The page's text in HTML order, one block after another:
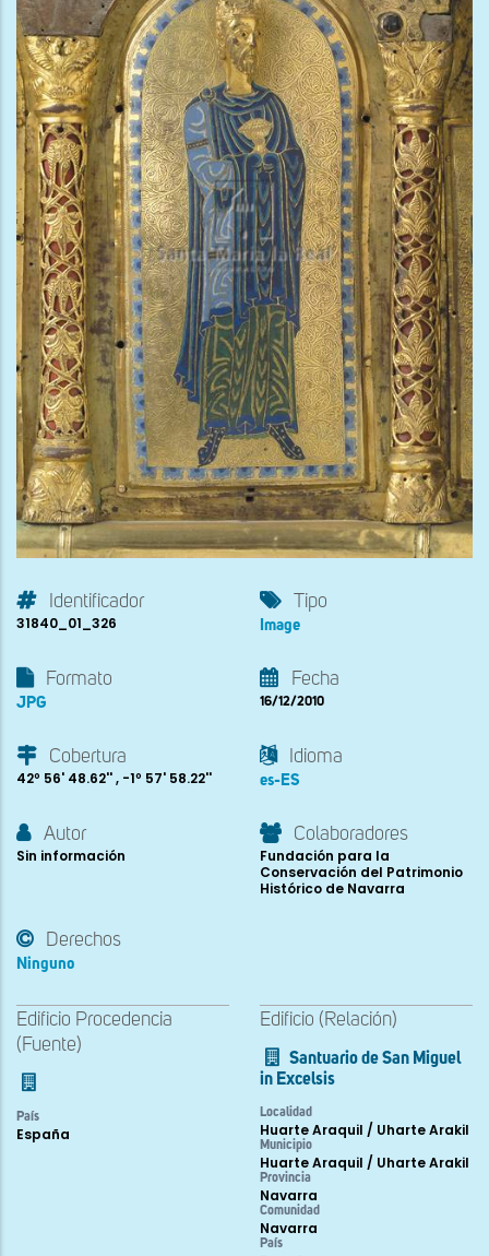
Identificador
31840_01_326
Tipo
Image
Formato
JPG
Fecha
16/12/2010
Cobertura
42º 56' 48.62'' , -1º 57' 58.22''
Idioma
es-ES
Autor
Sin información
Colaboradores
Fundación para la
Conservación del Patrimonio
Histórico de Navarra
Derechos
Ninguno
Edificio Procedencia
(Fuente)
País
España
Edificio (Relación)
Santuario de San Miguel
in Excelsis
Localidad
Huarte Araquil / Uharte Arakil
Municipio
Huarte Araquil / Uharte Arakil
Provincia
Navarra
Comunidad
Navarra
País